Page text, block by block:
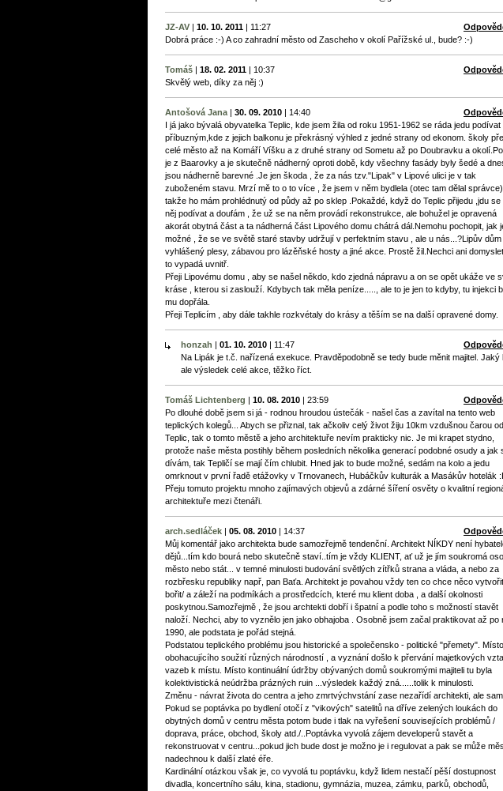
JZ-AV | 10. 10. 2011 | 11:27
Dobrá práce :-) A co zahradní město od Zascheho v okolí Pařížské ul., bude? :-)
Tomáš | 18. 02. 2011 | 10:37
Skvělý web, díky za něj :)
Antošová Jana | 30. 09. 2010 | 14:40
I já jako bývalá obyvatelka Teplic, kde jsem žila od roku 1951-1962 se ráda jedu podívat
příbuzným,kde z jejich balkonu je překrásný výhled z jedné strany od ekonom. školy
celé město až na Komáří Víšku a z druhé strany od Sometu až po Doubravku a
je z Baarovky a je skutečně nádherný oproti době, kdy všechny fasády byly šedé a
jsou nádherně barevné .Je jen škoda , že za nás tzv."Lipak" v Lipové ulici je v tak
zuboženém stavu. Mrzí mě to o to více , že jsem v něm bydlela (otec tam dělal správce),
takže ho mám prohlédnutý od půdy až po sklep .Pokaždé, když do Teplic přijedu ,jdu se
něj podívat a doufám , že už se na něm provádí rekonstrukce, ale bohužel je opravená
akorát obytná část a ta nádherná část Lipového domu chátrá dál.Nemohu pochopit, jak
možné , že se ve světě staré stavby udržují v perfektním stavu , ale u nás...?Lipův dům
vyhlášený plesy, zábavou pro lázěňské hosty a jiné akce. Prostě žil.Nechci ani
to vypadá uvnitř.
Přeji Lipovému domu , aby se našel někdo, kdo zjedná nápravu a on se opět ukáže ve
kráse , kterou si zaslouží. Kdybych tak měla peníze....., ale to je jen to kdyby, tu injekci
mu dopřála.
Přeji Teplicím , aby dále takhle rozkvétaly do krásy a těším se na další opravené domy.
honzah | 01. 10. 2010 | 11:47
Na Lipák je t.č. nařízená exekuce. Pravděpodobně se tedy bude měnit majitel. Jaký
ale výsledek celé akce, těžko říct.
Tomáš Lichtenberg | 10. 08. 2010 | 23:59
Po dlouhé době jsem si já - rodnou hroudou ústečák - našel čas a zavítal na tento web
teplických kolegů... Abych se přiznal, tak ačkoliv celý život žiju 10km vzdušnou čarou od
Teplic, tak o tomto městě a jeho architektuře nevím prakticky nic. Je mi krapet stydno,
protože naše města postihly během posledních několika generací podobné osudy a jak
dívám, tak Tepličí se mají čím chlubit. Hned jak to bude možné, sedám na kolo a jedu
omrknout v první řadě etážovky v Trnovanech, Hubáčkův kulturák a Masákův hotelák
Přeju tomuto projektu mnoho zajímavých objevů a zdárné šíření osvěty o kvalitní
architektuře mezi čtenáři.
arch.sedláček | 05. 08. 2010 | 14:37
Můj komentář jako architekta bude samozřejmě tendenční. Architekt NÍKDY není
dějů...tím kdo bourá nebo skutečně staví..tím je vždy KLIENT, ať už je jím soukromá
město nebo stát... v temné minulosti budování světlých zítřků strana a vláda, a nebo za
rozbřesku republiky např, pan Baťa. Architekt je povahou vždy ten co chce něco
bořit/ a záleží na podmíkách a prostředcích, které mu klient doba , a další okolnosti
poskytnou.Samozřejmě , že jsou archtekti dobří i špatní a podle toho s možností stavět
naloží. Nechci, aby to vyznělo jen jako obhajoba . Osobně jsem začal praktikovat až po
1990, ale podstata je pořád stejná.
Podstatou teplického problému jsou historické a společensko - politické "přemety". Místo
obohacujícího soužití různých národností , a vyznání došlo k přervání majetkových
vazeb k místu. Místo kontinuální údržby obývaných domů soukromými majiteli tu byla
kolektivistická neúdržba prázných ruin ...výsledek každý zná......tolik k minulosti.
Změnu - návrat života do centra a jeho zmrtvýchvstání zase nezařídí architekti, ale sami
Pokud se poptávka po bydlení otočí z "vikových" satelitů na dříve zelených loukách do
obytných domů v centru města potom bude i tlak na vyřešení souvisejících problémů /
doprava, práce, obchod, školy atd./..Poptávka vyvolá zájem developerů stavět a
rekonstruovat v centru...pokud jich bude dost je možno je i regulovat a pak se může
nadechnou k další zlaté éře.
Kardinální otázkou však je, co vyvolá tu poptávku, když lidem nestačí pěší dostupnost
divadla, koncertního sálu, kina, stadionu, gymnázia, muzea, zámku, parků, obchodů,